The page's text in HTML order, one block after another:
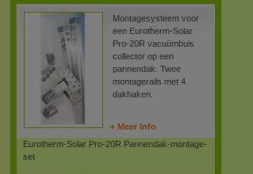
Montagesysteem voor
een Eurotherm-Solar
Pro-20R vacuümbuis
collector op een
pannendak. Twee
montagerails met 4
dakhaken.
Meer Info
Eurotherm-Solar Pro-20R Pannendak-montage-
set